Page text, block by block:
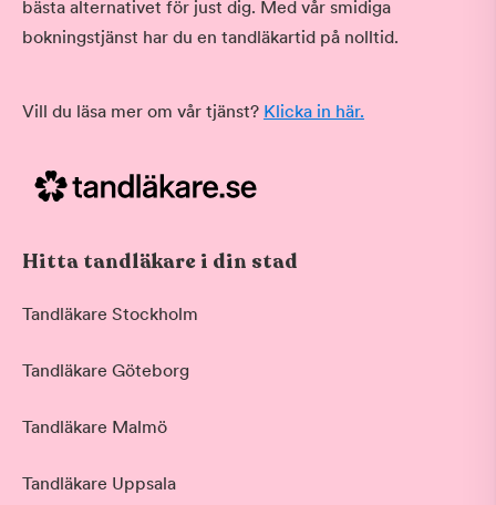
bästa alternativet för just dig. Med vår smidiga
bokningstjänst har du en tandläkartid på nolltid.
Vill du läsa mer om vår tjänst? Klicka in här.
Hitta tandläkare i din stad
Tandläkare Stockholm
Tandläkare Göteborg
Tandläkare Malmö
Tandläkare Uppsala